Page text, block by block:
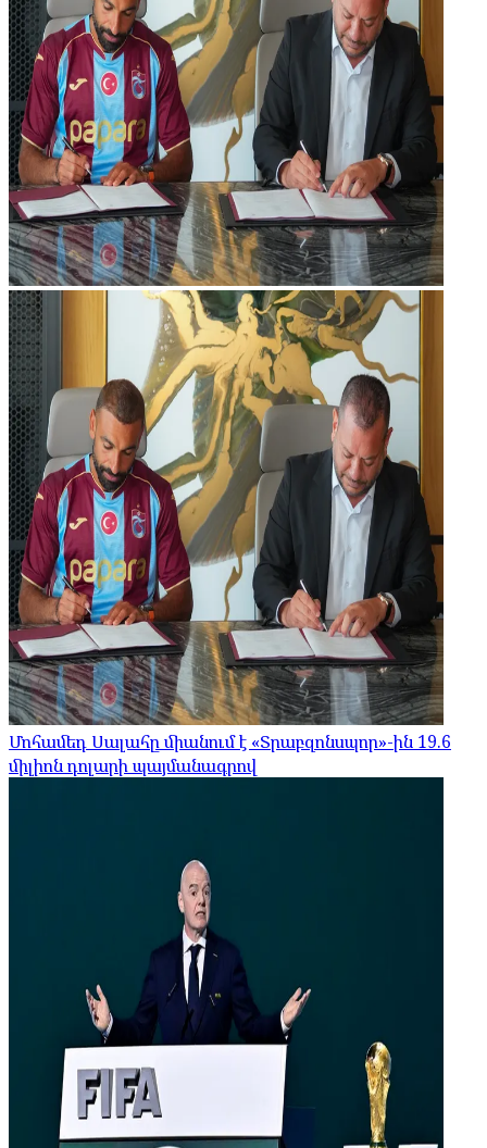
Մոհամեդ Սալահը միանում է «Տրաբզոնսպոր»-ին 19.6
միլիոն դոլարի պայմանագրով